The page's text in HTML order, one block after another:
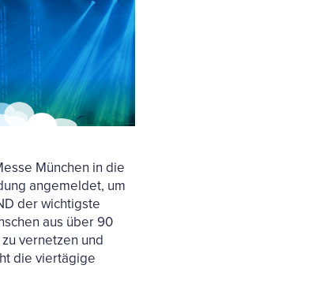
München in die
angemeldet, um
der wichtigste
aus über 90
vernetzen und
die viertägige